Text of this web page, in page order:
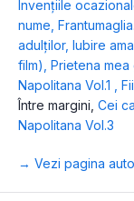
Invențiile
nume
adulților, Iubire
film) Prietena
Napolitana Vol.1
Între margini Cei
Napolitana Vol.3
→ Vezi pagina